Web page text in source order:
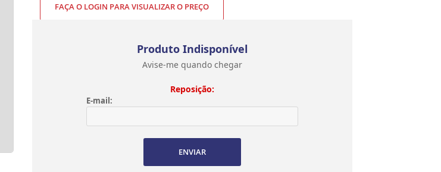
FAÇA O LOGIN PARA VISUALIZAR O PREÇO
Produto Indisponível
Avise-me quando chegar
Reposição:
E-mail:
ENVIAR